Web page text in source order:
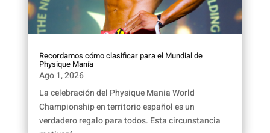
Recordamos cómo clasificar para el Mundial de
Physique Manía
Ago 1, 2026
La celebración del Physique Mania World
Championship en territorio español es un
verdadero regalo para todos. Esta circunstancia